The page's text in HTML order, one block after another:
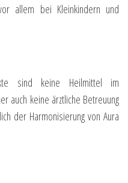
allem bei Kleinkindern und
sind keine Heilmittel im
auch keine ärztliche Betreuung
der Harmonisierung von Aura